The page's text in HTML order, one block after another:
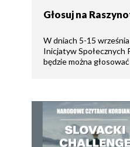
Głosuj na
W dniach 5-15
Inicjatyw Społecznych
będzie można